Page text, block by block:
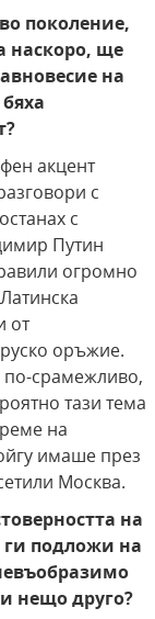
поколение,
наскоро, ще
на
акцент
с
с
Путин
огромно
от
оръжие.
по-срамежливо,
тази тема
на
имаше през
Москва.
на
подложи на
нещо друго?